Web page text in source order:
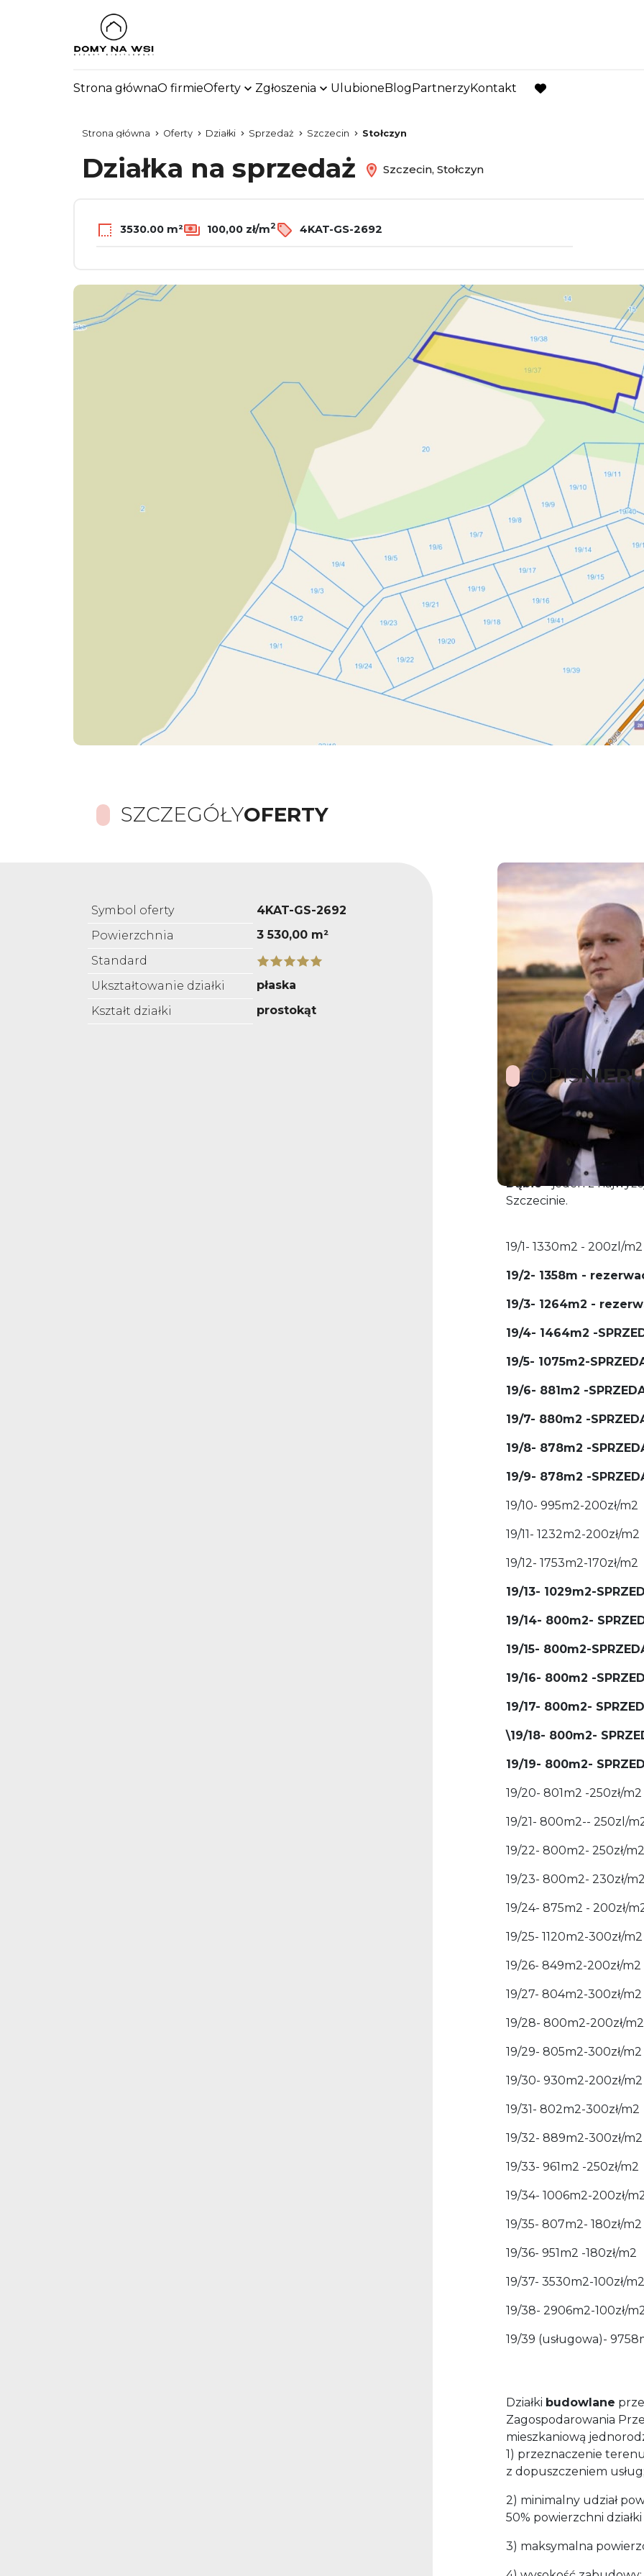
Strona głównaO firmieOferty Zgłoszenia UlubioneBlogPartnerzyKontakt
favorite
Strona główna Oferty Działki Sprzedaż Szczecin Stołczyn
Działka na sprzedaż Szczecin, Stołczyn
3530.00 m² 100,00 zł/m2 4KAT-GS-2692
SZCZEGÓŁYOFERTY
Symbol oferty
4KAT-GS-2692
Powierzchnia
3 530,00 m²
Standard
Ukształtowanie działki
płaska
Kształt działki
prostokąt
OPIS
Na sprzedaż kompleks
na nowym osiedlu na
Z działek rozpościera
Dąbie- jeden z
Szczecinie.
19/1- 1330m2 - 200zl/m2
19/2- 1358m -
19/3- 1264m2 -
19/4- 1464m2 -
19/5- 1075m2-
19/6- 881m2 -
19/7- 880m2 -
19/8- 878m2 -
19/9- 878m2 -
19/10- 995m2-200zł/m2
19/11- 1232m2-200zł/m2
19/12- 1753m2-170zł/m2
19/13- 1029m2-
19/14- 800m2-
19/15- 800m2-
19/16- 800m2 -
19/17- 800m2-
\19/18- 800m2-
19/19- 800m2-
19/20- 801m2 -250zł/m2
19/21- 800m2-- 250zl/
19/22- 800m2- 250zł/m2
19/23- 800m2- 230zł/m2
19/24- 875m2 - 200zł/
19/25- 1120m2-300zł/m2
19/26- 849m2-200zł/m2
19/27- 804m2-300zł/m2
19/28- 800m2-200zł/m2
19/29- 805m2-300zł/m2
19/30- 930m2-200zł/m2
19/31- 802m2-300zł/m2
19/32- 889m2-300zł/m2
19/33- 961m2 -250zł/m2
19/34- 1006m2-200zł/
19/35- 807m2- 180zł/m2
19/36- 951m2 -180zł/m2
19/37- 3530m2-100zł/m2
19/38- 2906m2-100zł/
19/39 (usługowa)-
Działki budowlane
Zagospodarowania
mieszkaniową
1) przeznaczenie
z dopuszczeniem usług;
2) minimalny udział
50% powierzchni
3) maksymalna